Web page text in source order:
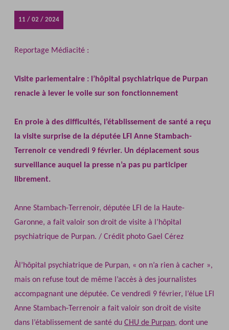
11 / 02 / 2024
Reportage Médiacité :
Visite parlementaire : l’hôpital psychiatrique de Purpan
renacle à lever le voile sur son fonctionnement
En proie à des difficultés, l’établissement de santé a reçu
la visite surprise de la députée LFI Anne Stambach-
Terrenoir ce vendredi 9 février. Un déplacement sous
surveillance auquel la presse n’a pas pu participer
librement.
Anne Stambach-Terrenoir, députée LFI de la Haute-
Garonne, a fait valoir son droit de visite à l’hôpital
psychiatrique de Purpan. / Crédit photo Gael Cérez
Àl’hôpital psychiatrique de Purpan, « on n’a rien à cacher »,
mais on refuse tout de même l’accès à des journalistes
accompagnant une députée. Ce vendredi 9 février, l’élue LFI
Anne Stambach‐Terrenoir a fait valoir son droit de visite
dans l’établissement de santé du CHU de Purpan, dont une